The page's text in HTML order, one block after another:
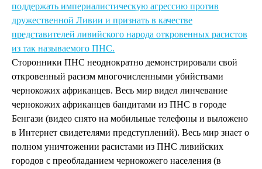
поддержать империалистическую агрессию против
дружественной Ливии и признать в качестве
представителей ливийского народа откровенных расистов
из так называемого ПНС.
Сторонники ПНС неоднократно демонстрировали свой
откровенный расизм многочисленными убийствами
чернокожих африканцев. Весь мир видел линчевание
чернокожих африканцев бандитами из ПНС в городе
Бенгази (видео снято на мобильные телефоны и выложено
в Интернет свидетелями предступлений). Весь мир знает о
полном уничтожении расистами из ПНС ливийских
городов с преобладанием чернокожего населения (в